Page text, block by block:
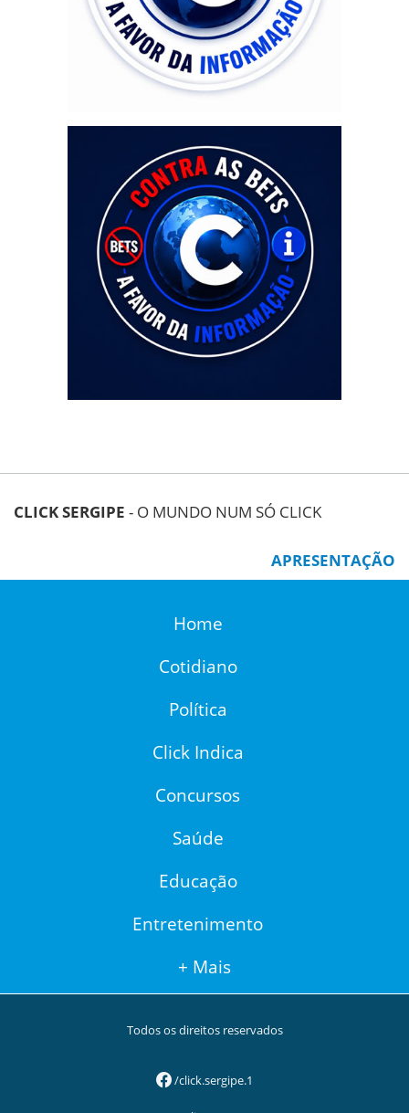
CLICK SERGIPE - O MUNDO NUM SÓ CLICK
APRESENTAÇÃO
Home
Cotidiano
Política
Click Indica
Concursos
Saúde
Educação
Entretenimento
+ Mais
Todos os direitos reservados
/click.sergipe.1